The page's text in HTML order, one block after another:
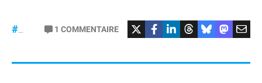
#Football #liga
1 COMMENTAIRE